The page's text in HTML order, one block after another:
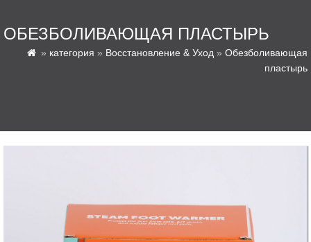
ОБЕЗБОЛИВАЮЩАЯ ПЛАСТЫРЬ
 » категория » Восстановление & Уход » Обезболивающая
пластырь